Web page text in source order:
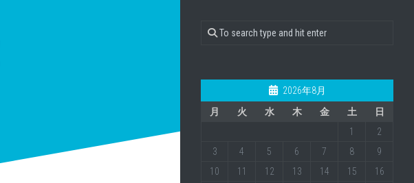
2026年8月
月
火 水 木 金 土
日
1
2
3
4 5 6 7 8
9
10
11 12 13 14 15
16